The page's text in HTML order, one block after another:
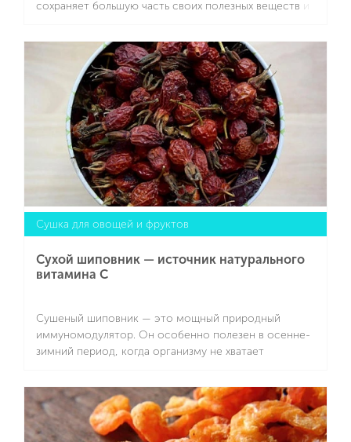
сохраняет большую часть своих полезных веществ и
долгохранящимся продуктом. Это отличный способ
запастись витаминами на зиму без консервантов,
заморозки и варки. Сушеная свекла имеет
насыщенный вкус, яркий цвет и универсальное
применение — от супов и салатов до выпечки и
напитков. Чтобы ее приготовить, выбирайте сушилку
для овощей и фруктов SCARLETT SC-FD421T19 с
максимальной загрузкой 5 килограмм.
Подробнее
Сушка для овощей и фруктов
Сухой шиповник — источник натурального
витамина C
Сушеный шиповник — это мощный природный
иммуномодулятор. Он особенно полезен в осенне-
зимний период, когда организму не хватает
аскорбиновой кислоты, а также множество
антиоксидантов и микроэлементов. Для готовки
возьмите SCARLETT SC-FD421T19. Это качественная
сушилка для овощей и фруктов мощностью 245 Вт, с
Подробнее